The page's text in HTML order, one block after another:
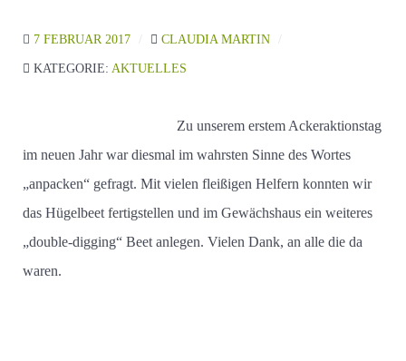
7 FEBRUAR 2017 CLAUDIA MARTIN
KATEGORIE: AKTUELLES
Zu unserem erstem Ackeraktionstag
im neuen Jahr war diesmal im wahrsten Sinne des Wortes
„anpacken“ gefragt. Mit vielen fleißigen Helfern konnten wir
das Hügelbeet fertigstellen und im Gewächshaus ein weiteres
„double-digging“ Beet anlegen. Vielen Dank, an alle die da
waren.